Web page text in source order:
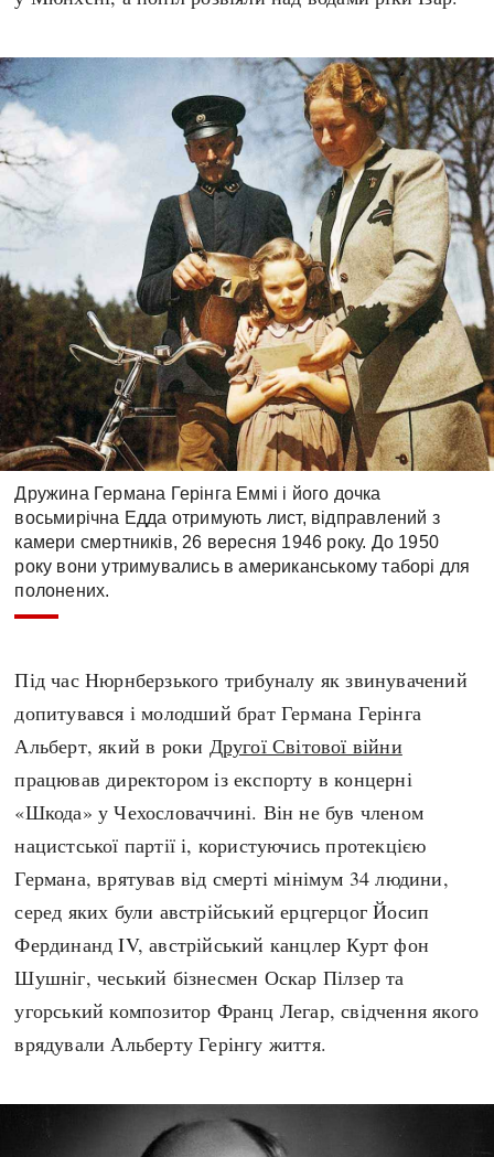
Дружина Германа Герінга Еммі і його дочка
восьмирічна Едда отримують лист, відправлений з
камери смертників, 26 вересня 1946 року. До 1950
року вони утримувались в американському таборі для
полонених.
Під час Нюрнберзького трибуналу як звинувачений
допитувався і молодший брат Германа Герінга
Альберт, який в роки Другої Світової війни
працював директором із експорту в концерні
«Шкода» у Чехословаччині. Він не був членом
нацистської партії і, користуючись протекцією
Германа, врятував від смерті мінімум 34 людини,
серед яких були австрійський ерцгерцог Йосип
Фердинанд IV, австрійський канцлер Курт фон
Шушніг, чеський бізнесмен Оскар Пілзер та
угорський композитор Франц Легар, свідчення якого
врядували Альберту Герінгу життя.